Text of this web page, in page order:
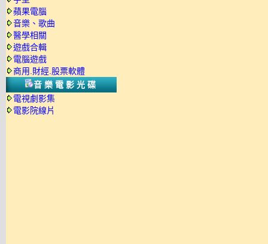
蘋果電腦
音樂、歌曲
醫學相關
遊戲合輯
電腦遊戲
商用.財經.股票軟體
音樂電影光碟
電視劇影集
電影院線片